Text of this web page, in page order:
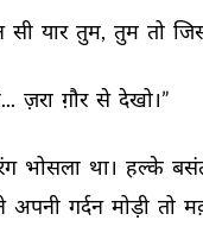
सी यार तुम, तुम तो
ज़रा ग़ौर से देखो।”
भोसला था। हल्के
अपनी गर्दन मोड़ी तो